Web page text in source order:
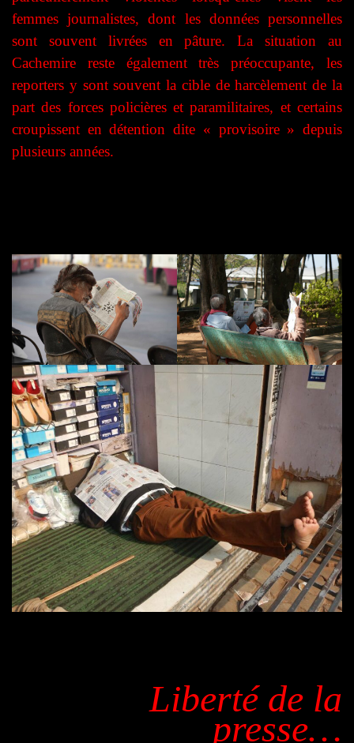
femmes journalistes, dont les données personnelles
sont souvent livrées en pâture. La situation au
Cachemire reste également très préoccupante, les
reporters y sont souvent la cible de harcèlement de la
part des forces policières et paramilitaires, et certains
croupissent en détention dite « provisoire » depuis
plusieurs années.
Liberté de la
presse…